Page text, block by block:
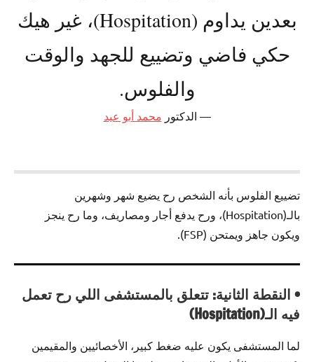
بعدين يداوم (Hospitation)، غير هيك
حكي فاضي وتضييع للجهد والوقت
والفلوس.
الدكتور محمد أبو عيد
تضييع الفلوس بأنه الشخص رح يضيع شهر وشهرين
بالـ(Hospitation)، ورح يدفع أجار ومصاريف، وما رح ينجز
ويكون جاهز ويمتحن (FSP).
• النقطة الثانية: تتعلق بالمستشفى اللي رح تعمل
فيه الـ(Hospitation)
لما المستشفى يكون عليه ضغط كبير، الأخصائيين والمقيمين